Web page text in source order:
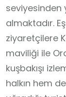
seviyesinden
almaktadır.
ziyaretçilere
maviliği ile
kuşbakışı
halkın hem